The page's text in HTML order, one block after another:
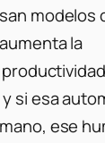
modelos
la
si esa
ese